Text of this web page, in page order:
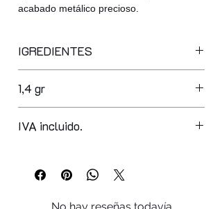
acabado metálico precioso.
IGREDIENTES
synthetic wax, hydrogenated
microcrystalline wax, caprylic/capric
triglyceride, myristyl myristate,
octyldodecanol, glyceryl ricinoleate,
vp/hexadecene copolymer, synthetic
beeswax, hydrogenated cottonseed oil,
1,4 gr
IVA incluido.